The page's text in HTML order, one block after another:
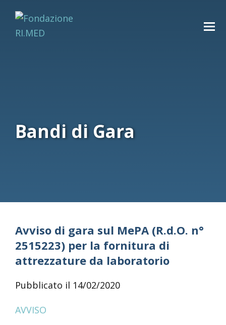
Bandi di Gara
Avviso di gara sul MePA (R.d.O. n°
2515223) per la fornitura di
attrezzature da laboratorio
Pubblicato il 14/02/2020
AVVISO